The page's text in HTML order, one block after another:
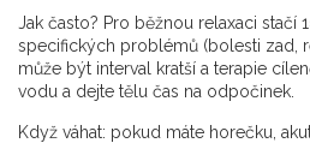
Jak často? Pro běžnou relaxaci stačí
specifických problémů (bolesti zad,
může být interval kratší a terapie
vodu a dejte tělu čas na odpočinek.
Když váhat: pokud máte horečku,